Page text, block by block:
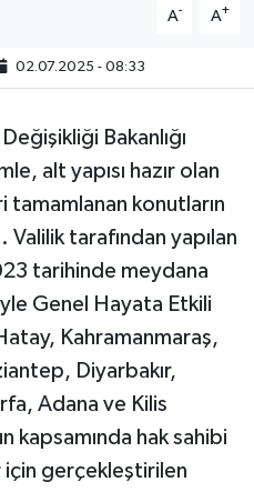
A- A+
02.07.2025 - 08:33
Bakanlığı
alt yapısı hazır olan
tamamlanan konutların
Valilik tarafından yapılan
tarihinde meydana
Genel Hayata Etkili
Kahramanmaraş,
Diyarbakır,
Adana ve Kilis
kapsamında hak sahibi
gerçekleştirilen